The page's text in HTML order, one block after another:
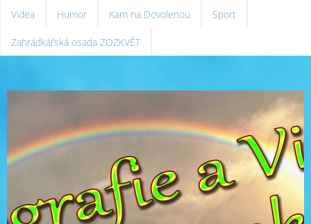
Videa Humor Kam na Dovolenou Sport
Zahrádkářská osada ZOZKVĚT